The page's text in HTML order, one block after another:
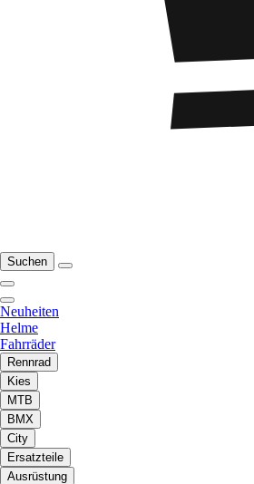
Suchen
Neuheiten
Helme
Fahrräder
Rennrad
Kies
MTB
BMX
City
Ersatzteile
Ausrüstung